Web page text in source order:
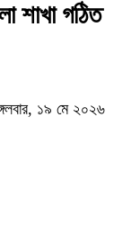
শাখা গঠিত
১৯ মে ২০২৬